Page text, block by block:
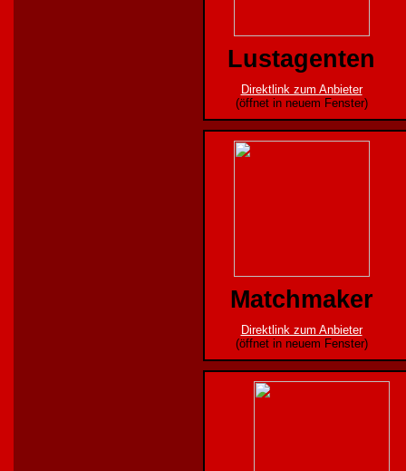
Lustagenten
Direktlink zum Anbieter
(öffnet in neuem Fenster)
Matchmaker
Direktlink zum Anbieter
(öffnet in neuem Fenster)